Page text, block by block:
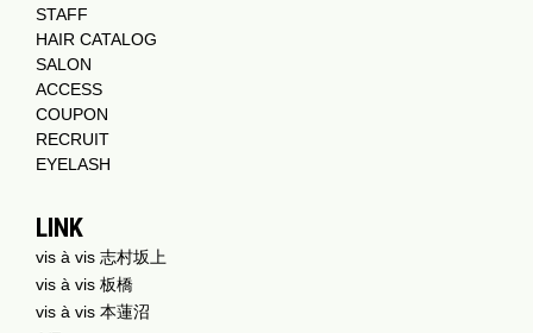
STAFF
HAIR CATALOG
SALON
ACCESS
COUPON
RECRUIT
EYELASH
LINK
vis à vis 志村坂上
vis à vis 板橋
vis à vis 本蓮沼